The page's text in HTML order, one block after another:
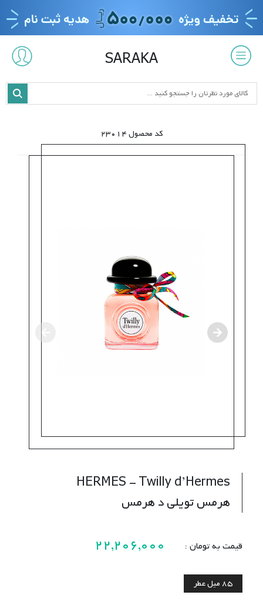
SARAKA
کد محصول 23014
HERMES - Twilly d’Hermes
هرمس تویلی د هرمس
قیمت به تومان : 22,206,000
85 میل عطر